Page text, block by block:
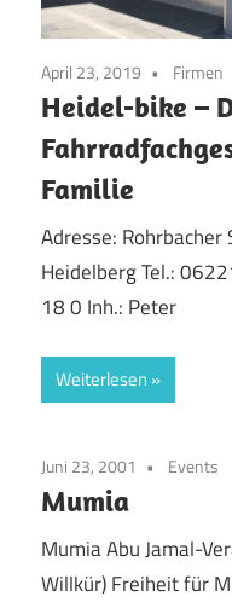
April 23, 2019 Firmen
Heidel-bike –
Familie
Adresse:
Heidelberg Tel.:
18 0 Inh.: Peter
Weiterlesen
Juni 23, 2001 Events
Mumia
Mumia Abu Jamal-
Willkür) Freiheit für